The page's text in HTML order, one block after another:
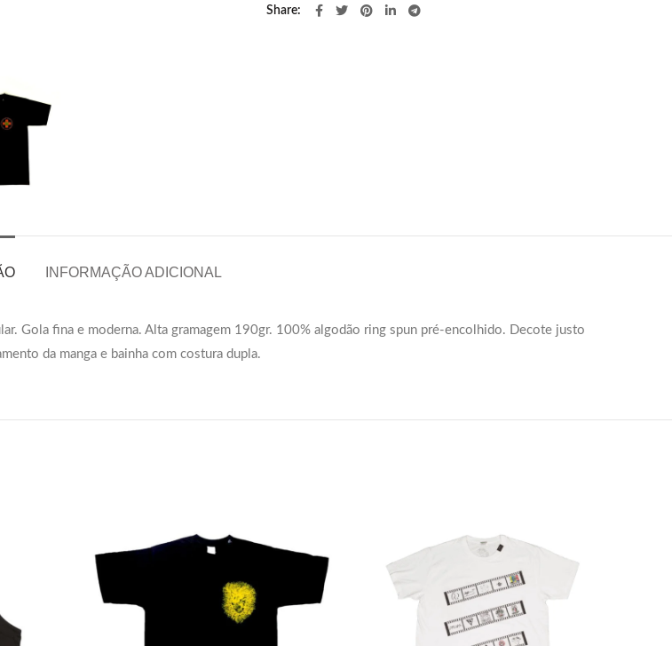
Share
INFORMAÇÃO ADICIONAL
Gola fina e moderna. Alta gramagem 190gr. 100% algodão ring spun pré-encolhido. Decote justo
da manga e bainha com costura dupla.